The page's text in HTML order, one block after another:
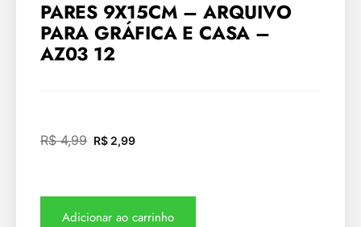
PARES 9X15CM – ARQUIVO
PARA GRÁFICA E CASA –
AZ03 12
R$4,99 R$ 2,99
Adicionar ao carrinho